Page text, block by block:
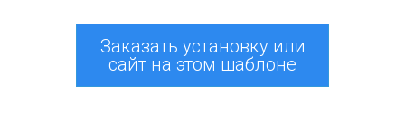
Заказать установку или
сайт на этом шаблоне